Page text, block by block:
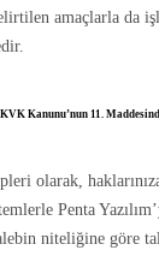
amaçlarla da
Kanunu’nun 11.
olarak,
Penta
niteliğine göre